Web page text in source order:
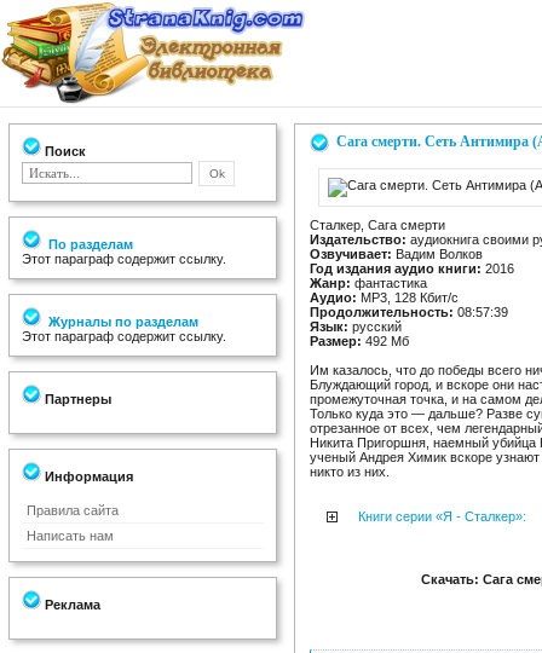
Поиск
По разделам
Этот параграф содержит ссылку.
Журналы по разделам
Этот параграф содержит ссылку.
Партнеры
Информация
Правила сайта
Написать нам
Реклама
Сага смерти. Сеть Антимира
Сталкер, Сага смерти
Издательство: аудиокнига своими
Озвучивает: Вадим Волков
Год издания аудио книги: 2016
Жанр: фантастика
Аудио: MP3, 128 Кбит/с
Продолжительность: 08:57:39
Язык: русский
Размер: 492 Мб
Им казалось, что до победы всего
Блуждающий город, и вскоре они
промежуточная точка, и на самом
Только куда это — дальше? Разве
отрезанное от всех, чем
Никита Пригоршня, наемный убийца
ученый Андрея Химик вскоре
никто из них.
Книги серии «Я - Сталкер»:
Скачать: Сага